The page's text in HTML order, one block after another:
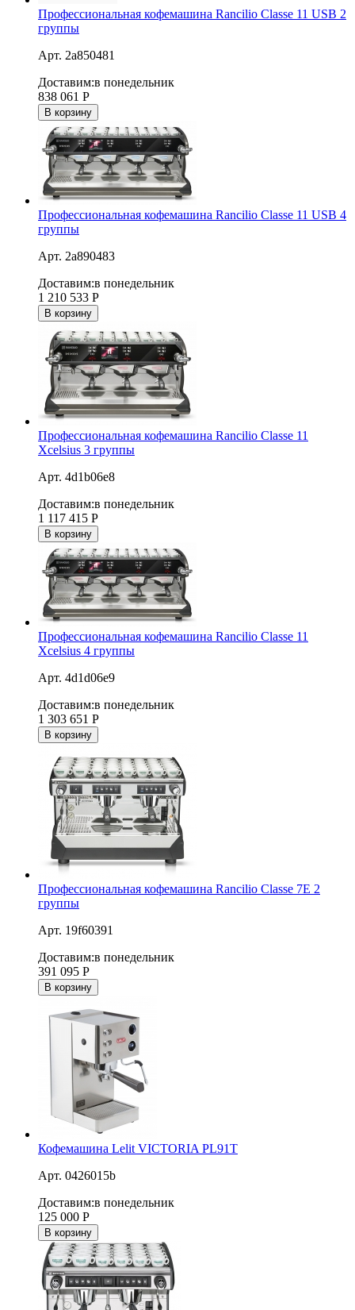
Профессиональная кофемашина Rancilio Classe 11 USB 2
группы
Арт. 2a850481
Доставим:в понедельник
838 061 Р
В корзину
Профессиональная кофемашина Rancilio Classe 11 USB 4
группы
Арт. 2a890483
Доставим:в понедельник
1 210 533 Р
В корзину
Профессиональная кофемашина Rancilio Classe 11
Xcelsius 3 группы
Арт. 4d1b06e8
Доставим:в понедельник
1 117 415 Р
В корзину
Профессиональная кофемашина Rancilio Classe 11
Xcelsius 4 группы
Арт. 4d1d06e9
Доставим:в понедельник
1 303 651 Р
В корзину
Профессиональная кофемашина Rancilio Classe 7E 2
группы
Арт. 19f60391
Доставим:в понедельник
391 095 Р
В корзину
Кофемашина Lelit VICTORIA PL91T
Арт. 0426015b
Доставим:в понедельник
125 000 Р
В корзину